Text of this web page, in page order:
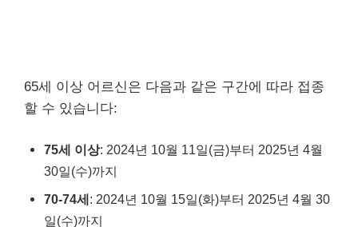
65세 이상 어르신은 다음과 같은 구간에 따라 접종
할 수 있습니다:
75세 이상: 2024년 10월 11일(금)부터 2025년 4월
30일(수)까지
70-74세: 2024년 10월 15일(화)부터 2025년 4월 30
일(수)까지